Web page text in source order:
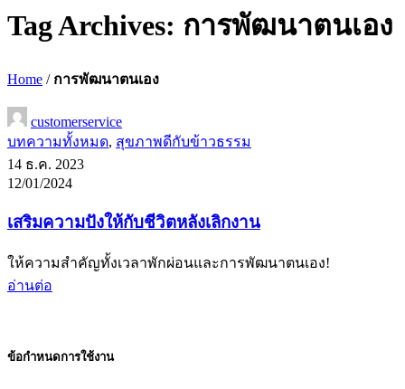
Tag Archives: การพัฒนาตนเอง
Home / การพัฒนาตนเอง
customerservice
บทความทั้งหมด, สุขภาพดีกับข้าวธรรม
14 ธ.ค. 2023
12/01/2024
เสริมความปังให้กับชีวิตหลังเลิกงาน
ให้ความสำคัญทั้งเวลาพักผ่อนและการพัฒนาตนเอง!
อ่านต่อ
ข้อกำหนดการใช้งาน